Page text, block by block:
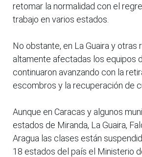
retomar la normalidad con el
trabajo en varios estados.
No obstante, en La Guaira y otras
altamente afectadas los equipos
continuaron avanzando con la
escombros y la recuperación de
Aunque en Caracas y algunos
estados de Miranda, La Guaira,
Aragua las clases están
18 estados del país el Ministerio